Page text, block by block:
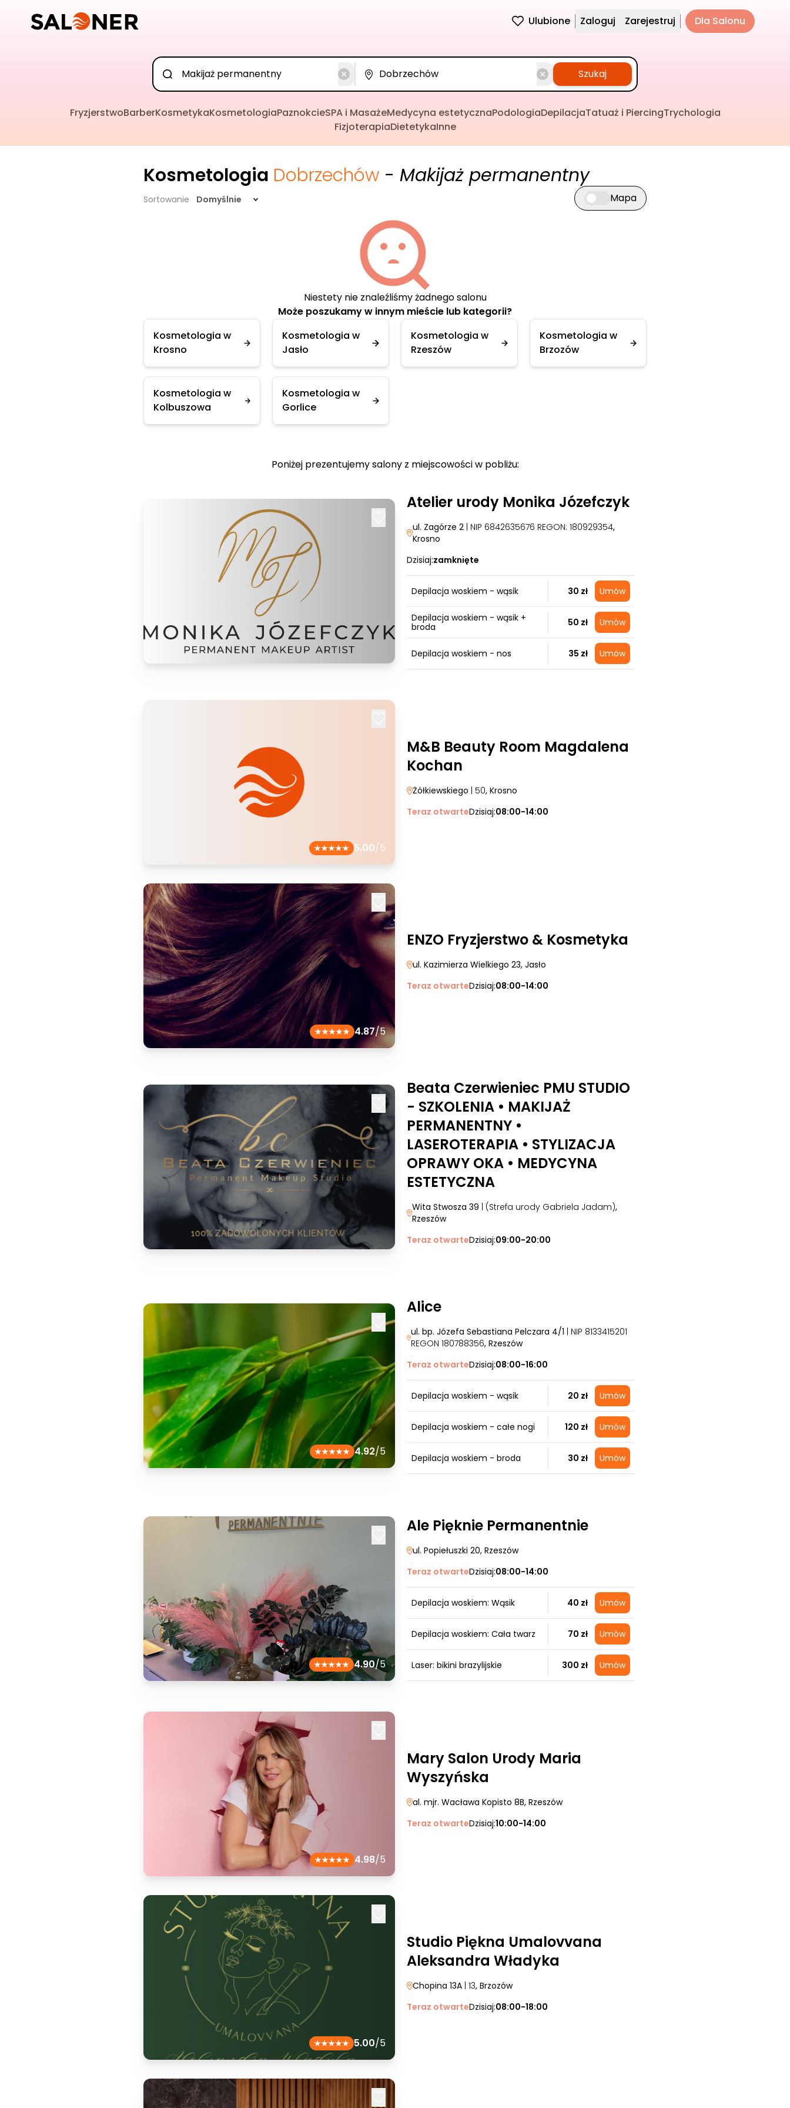
Ulubione Zaloguj Zarejestruj Dla Salonu
Szukaj
FryzjerstwoBarberKosmetykaKosmetologiaPaznokcieSPA i MasażeMedycyna estetycznaPodologiaDepilacjaTatuaż i PiercingTrychologia
FizjoterapiaDietetykaInne
Kosmetologia Dobrzechów - Makijaż permanentny
Sortowanie Domyślnie Przełącz widok mapy
Mapa
Niestety nie znaleźliśmy żadnego salonu
Może poszukamy w innym mieście lub kategorii?
Kosmetologia w
Krosno
Kosmetologia w
Jasło
Kosmetologia w
Rzeszów
Kosmetologia w
Brzozów
Kosmetologia w
Kolbuszowa
Kosmetologia w
Gorlice
Poniżej prezentujemy salony z miejscowości w pobliżu:
Atelier urody Monika Józefczyk
ul. Zagórze 2| NIP 6842635676 REGON: 180929354,
Krosno
Dzisiaj:zamknięte
Depilacja woskiem - wąsik 30 zł Umów
Depilacja woskiem - wąsik +
broda
50 zł Umów
Depilacja woskiem - nos 35 zł Umów
5.00/5
M&B Beauty Room Magdalena
Kochan
Żółkiewskiego | 50, Krosno
Teraz otwarteDzisiaj:08:00-14:00
4.87/5
ENZO Fryzjerstwo & Kosmetyka
ul. Kazimierza Wielkiego 23, Jasło
Teraz otwarteDzisiaj:08:00-14:00
Beata Czerwieniec PMU STUDIO
- SZKOLENIA • MAKIJAŻ
PERMANENTNY •
LASEROTERAPIA • STYLIZACJA
OPRAWY OKA • MEDYCYNA
ESTETYCZNA
Wita Stwosza 39 | (Strefa urody Gabriela Jadam),
Rzeszów
Teraz otwarteDzisiaj:09:00-20:00
4.92/5
Alice
ul. bp. Józefa Sebastiana Pelczara 4/1 | NIP 8133415201
REGON 180788356, Rzeszów
Teraz otwarteDzisiaj:08:00-16:00
Depilacja woskiem - wąsik 20 zł Umów
Depilacja woskiem - całe nogi 120 zł Umów
Depilacja woskiem - broda 30 zł Umów
4.90/5
Ale Pięknie Permanentnie
ul. Popiełuszki 20, Rzeszów
Teraz otwarteDzisiaj:08:00-14:00
Depilacja woskiem: Wąsik 40 zł Umów
Depilacja woskiem: Cała twarz 70 zł Umów
Laser: bikini brazylijskie 300 zł Umów
4.98/5
Mary Salon Urody Maria
Wyszyńska
al. mjr. Wacława Kopisto 8B, Rzeszów
Teraz otwarteDzisiaj:10:00-14:00
5.00/5
Studio Piękna Umalovvana
Aleksandra Władyka
Chopina 13A | 13, Brzozów
Teraz otwarteDzisiaj:08:00-18:00